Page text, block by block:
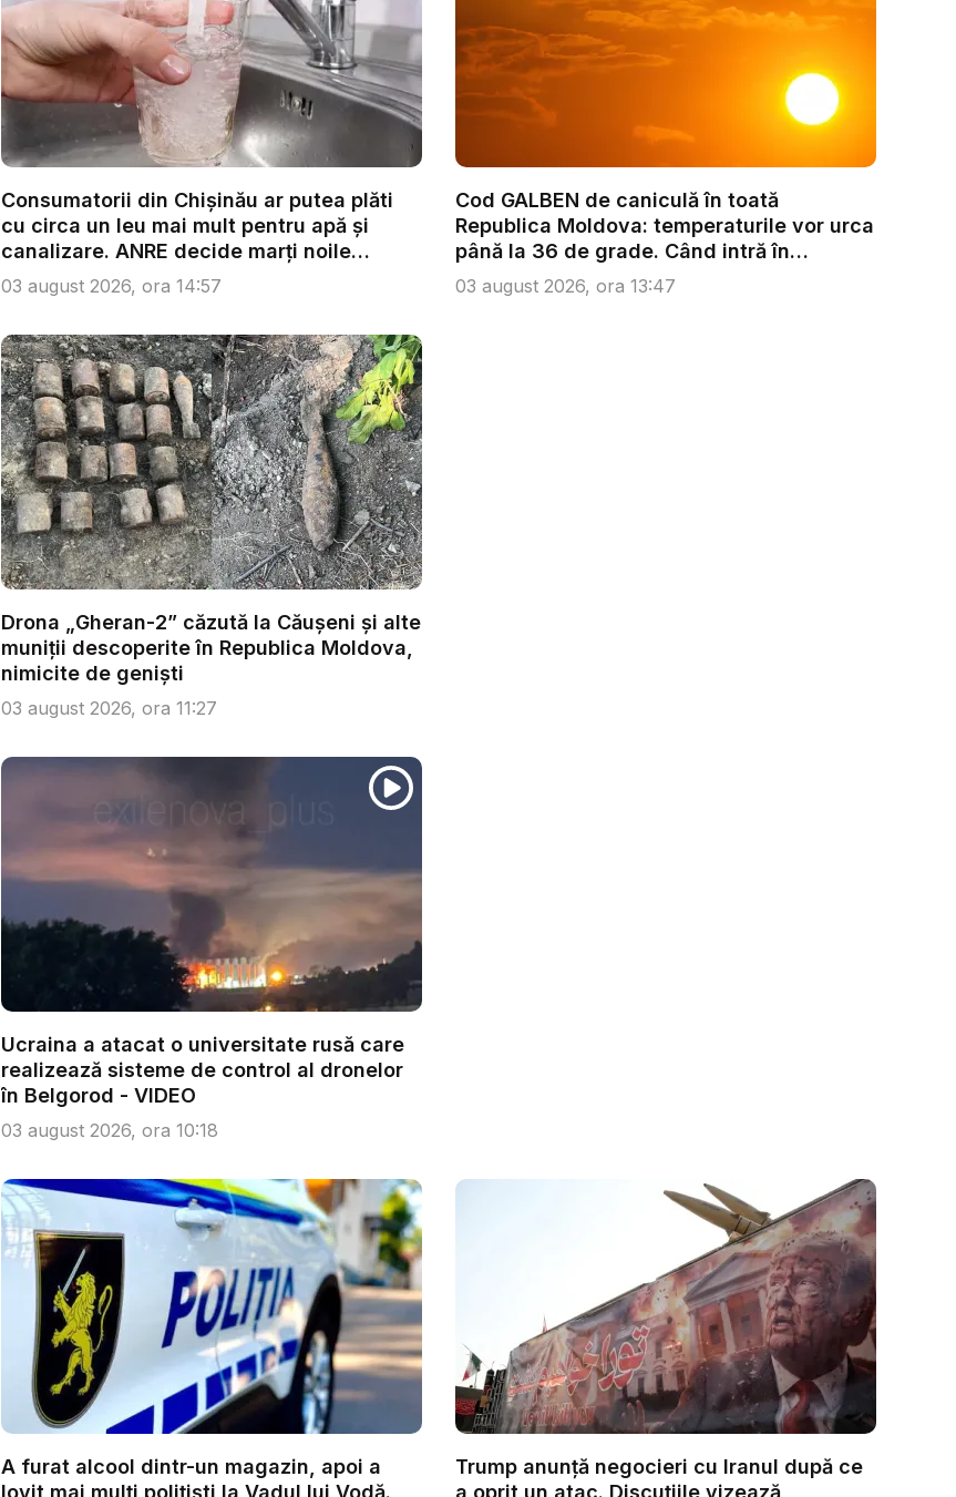
Consumatorii din Chișinău ar putea plăti
cu circa un leu mai mult pentru apă și
canalizare. ANRE decide marți noile
tarife...
03 august 2026, ora 14:57
Cod GALBEN de caniculă în toată
Republica Moldova: temperaturile vor urca
până la 36 de grade. Când intră în
vigoare...
03 august 2026, ora 13:47
Drona „Gheran-2” căzută la Căușeni și alte
muniții descoperite în Republica Moldova,
nimicite de geniști
03 august 2026, ora 11:27
Ucraina a atacat o universitate rusă care
realizează sisteme de control al dronelor
în Belgorod - VIDEO
03 august 2026, ora 10:18
A furat alcool dintr-un magazin, apoi a
lovit mai mulți polițiști la Vadul lui Vodă.
Trump anunță negocieri cu Iranul după ce
a oprit un atac. Discuțiile vizează